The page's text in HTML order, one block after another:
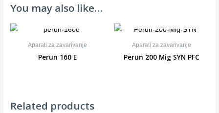
You may also like…
Aparati za zavarivanje
Perun 160 E
Aparati za zavarivanje
Perun 200 Mig SYN PFC
Related products